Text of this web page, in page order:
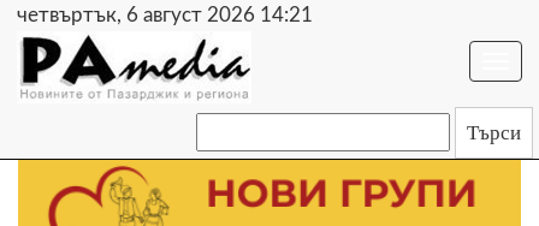
четвъртък, 6 август 2026 14:21